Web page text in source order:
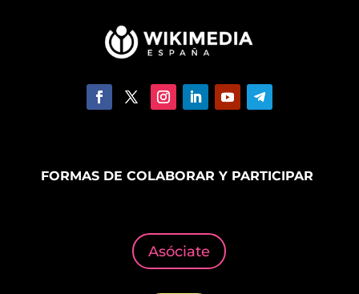
FORMAS DE COLABORAR Y PARTICIPAR
Asóciate